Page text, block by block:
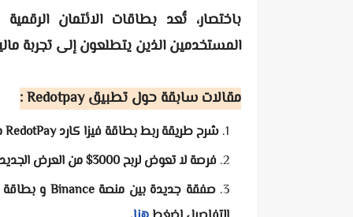
المستخدمين الذين يتطلعون إلى تجربة
مقالات سابقة حول تطبيقRedotpay
:
شرح طريقة ربط بطاقة فيزا كارد RedotPay مع منصة Paypal وتفعيله
فرصة لا تعوض لربح 3000$ من العرض الجديد لتطبيق Redotpay
صفقة جديدة بين منصة Binance و بطاقة Redotpay وتجربة إرسال الاموال بالطريقة الجديدة